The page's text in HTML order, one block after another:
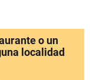
o un
localidad